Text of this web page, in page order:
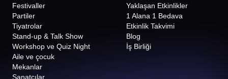
Festivaller
Partiler
Tiyatrolar
Stand-up & Talk Show
Workshop ve Quiz Night
Aile ve çocuk
Mekanlar
Sanatçılar
Yaklaşan Etkinlikler
1 Alana 1 Bedava
Etkinlik Takvimi
Blog
İş Birliği